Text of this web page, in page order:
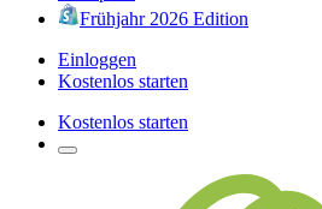
Frühjahr 2026 Edition
Einloggen
Kostenlos starten
Kostenlos starten